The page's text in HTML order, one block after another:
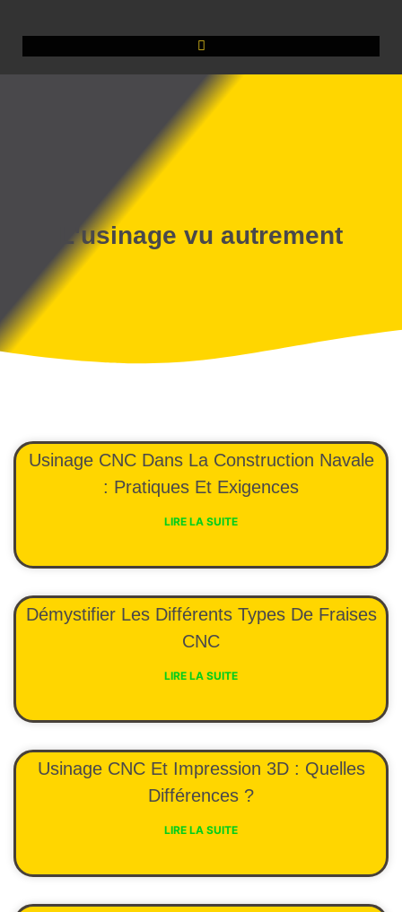
L'usinage vu autrement
Usinage CNC Dans La Construction Navale
: Pratiques Et Exigences
LIRE LA SUITE
Démystifier Les Différents Types De Fraises
CNC
LIRE LA SUITE
Usinage CNC Et Impression 3D : Quelles
Différences ?
LIRE LA SUITE